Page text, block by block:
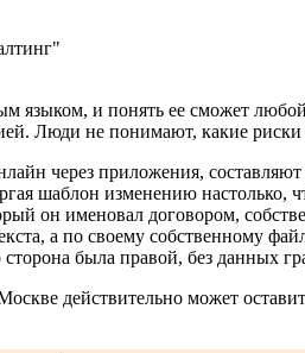
языком, и понять ее сможет
Люди не понимают, какие
через приложения,
шаблон изменению
он именовал договором,
а по своему собственному
была правой, без данных
действительно может